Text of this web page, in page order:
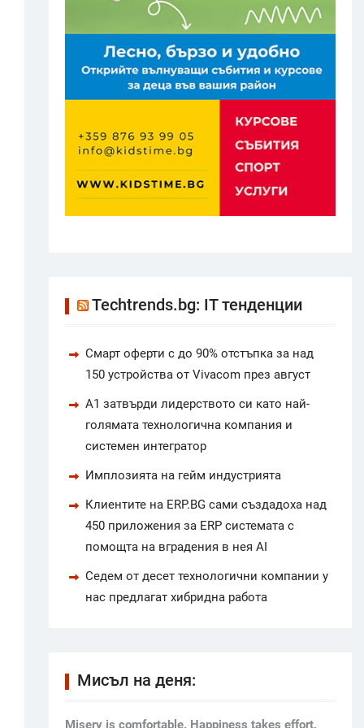
Techtrends.bg: IT тенденции
Смарт оферти с до 90% отстъпка за над
150 устройства от Vivacom през август
А1 затвърди лидерството си като най-
голямата технологична компания и
системен интегратор
Имплозията на гейм индустрията
Клиентите на ERP.BG сами създадоха над
450 приложения за ERP системата с
помощта на вградения в нея AI
Седем от десет технологични компании у
нас предлагат хибридна работа
Мисъл на деня:
Мisery is comfortable. Happiness takes effort.